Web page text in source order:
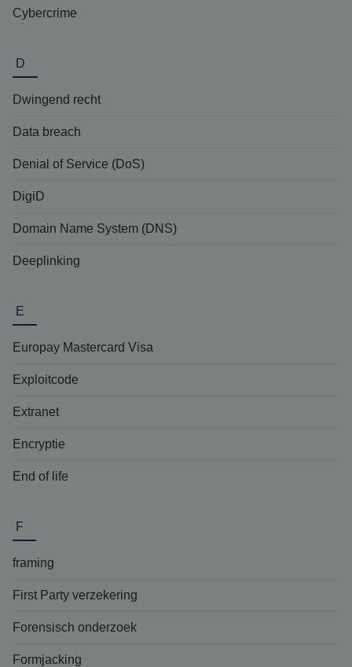
Cybercrime
D
Dwingend recht
Data breach
Denial of Service (DoS)
DigiD
Domain Name System (DNS)
Deeplinking
E
Europay Mastercard Visa
Exploitcode
Extranet
Encryptie
End of life
F
framing
First Party verzekering
Forensisch onderzoek
Formjacking